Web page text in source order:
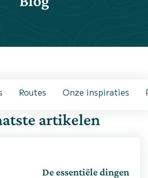
Routes Onze inspiraties
artikelen
De essentiële dingen